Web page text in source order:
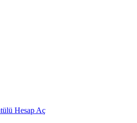
Hesap Aç